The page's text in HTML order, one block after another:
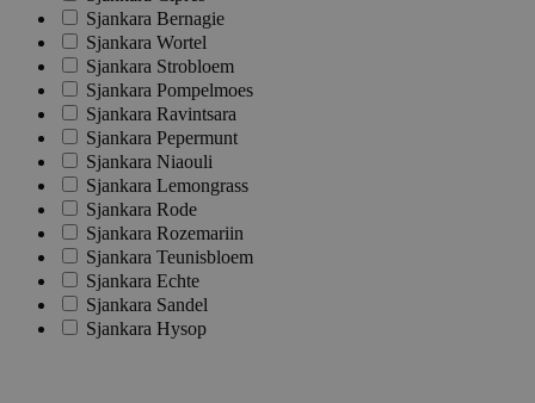
Sjankara Bernagie
Sjankara Wortel
Sjankara Strobloem
Sjankara Pompelmoes
Sjankara Ravintsara
Sjankara Pepermunt
Sjankara Niaouli
Sjankara Lemongrass
Sjankara Rode
Sjankara Rozemariin
Sjankara Teunisbloem
Sjankara Echte
Sjankara Sandel
Sjankara Hysop